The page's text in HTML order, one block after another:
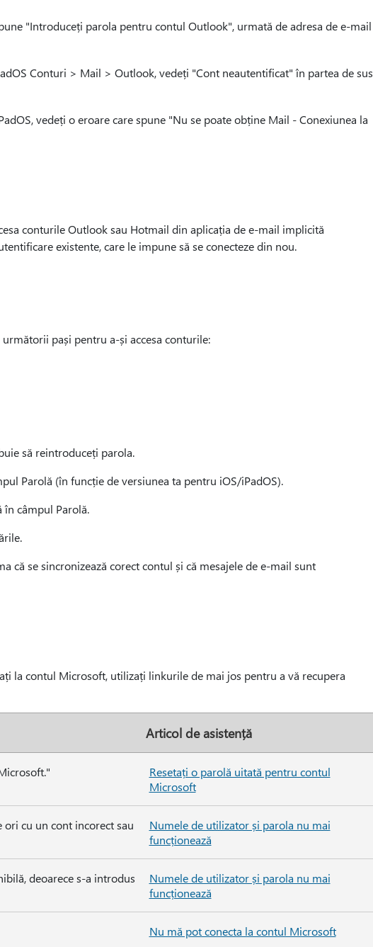
"Introduceți parola pentru contul Outlook", urmată de adresa de e-mail
Conturi > Mail > Outlook, vedeți "Cont neautentificat" în partea de sus
vedeți o eroare care spune "Nu se poate obține Mail - Conexiunea la
conturile Outlook sau Hotmail din aplicația de e-mail implicită
existente, care le impune să se conecteze din nou.
pași pentru a-și accesa conturile:
să reintroduceți parola.
Parolă (în funcție de versiunea ta pentru iOS/iPadOS).
în câmpul Parolă.
că se sincronizează corect contul și că mesajele de e-mail sunt
la contul Microsoft, utilizați linkurile de mai jos pentru a vă recupera
Articol de asistență
Resetați o parolă uitată pentru contul
Microsoft
ori cu un cont incorect sau
Numele de utilizator și parola nu mai
funcționează
deoarece s-a introdus
Numele de utilizator și parola nu mai
funcționează
Nu mă pot conecta la contul Microsoft